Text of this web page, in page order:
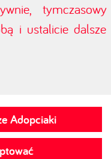
tymczasowy
i ustalicie dalsze
Adopciaki